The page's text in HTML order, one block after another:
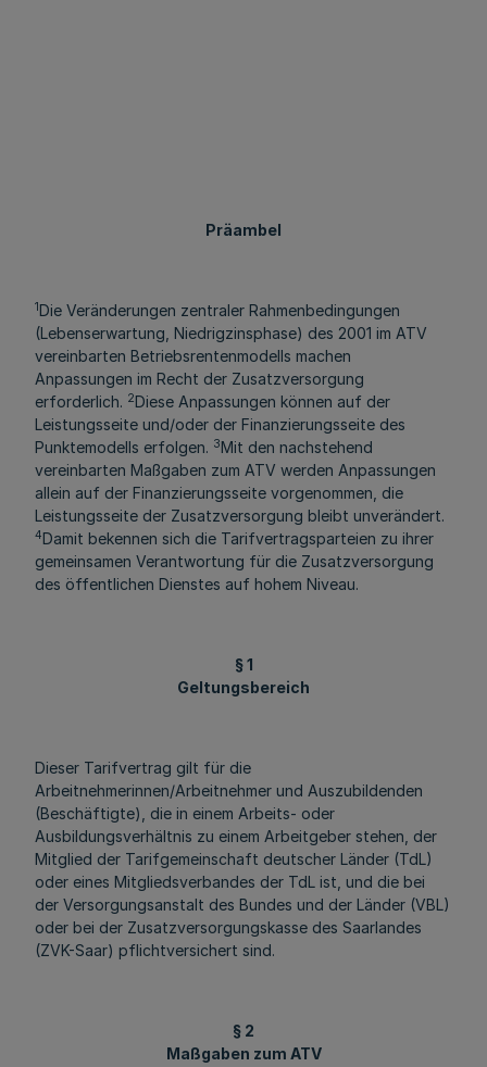
Präambel
1Die Veränderungen zentraler Rahmenbedingungen
(Lebenserwartung, Niedrigzinsphase) des 2001 im ATV
vereinbarten Betriebsrentenmodells machen
Anpassungen im Recht der Zusatzversorgung
erforderlich. 2Diese Anpassungen können auf der
Leistungsseite und/oder der Finanzierungsseite des
Punktemodells erfolgen. 3Mit den nachstehend
vereinbarten Maßgaben zum ATV werden Anpassungen
allein auf der Finanzierungsseite vorgenommen, die
Leistungsseite der Zusatzversorgung bleibt unverändert.
4Damit bekennen sich die Tarifvertragsparteien zu ihrer
gemeinsamen Verantwortung für die Zusatzversorgung
des öffentlichen Dienstes auf hohem Niveau.
§ 1
Geltungsbereich
Dieser Tarifvertrag gilt für die
Arbeitnehmerinnen/Arbeitnehmer und Auszubildenden
(Beschäftigte), die in einem Arbeits- oder
Ausbildungsverhältnis zu einem Arbeitgeber stehen, der
Mitglied der Tarifgemeinschaft deutscher Länder (TdL)
oder eines Mitgliedsverbandes der TdL ist, und die bei
der Versorgungsanstalt des Bundes und der Länder (VBL)
oder bei der Zusatzversorgungskasse des Saarlandes
(ZVK-Saar) pflichtversichert sind.
§ 2
Maßgaben zum ATV